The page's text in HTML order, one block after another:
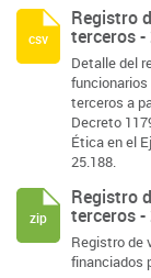
Registro
terceros
Detalle del
terceros a
Decreto
Ética en el
25.188.
csv
Registro
terceros -
Registro de
financiados
zip